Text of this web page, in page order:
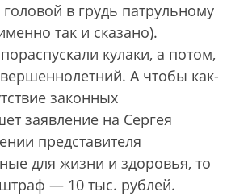
в грудь патрульному
так и сказано).
кулаки, а потом,
А чтобы как-
законных
заявление на Сергея
представителя
для жизни и здоровья, то
— 10 тыс. рублей.